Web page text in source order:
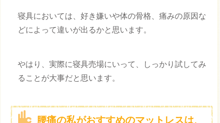
寝具においては、好き嫌いや体の骨格、痛みの原因な
どによって違いが出るかと思います。
やはり、実際に寝具売場にいって、しっかり試してみ
ることが大事だと思います。
腰痛の私がおすすめのマットレスは、